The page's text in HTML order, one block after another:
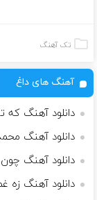
تک آهنگ
آهنگ های داغ
دانلود آهنگ که
دانلود آهنگ
دانلود آهنگ
دانلود آهنگ زه